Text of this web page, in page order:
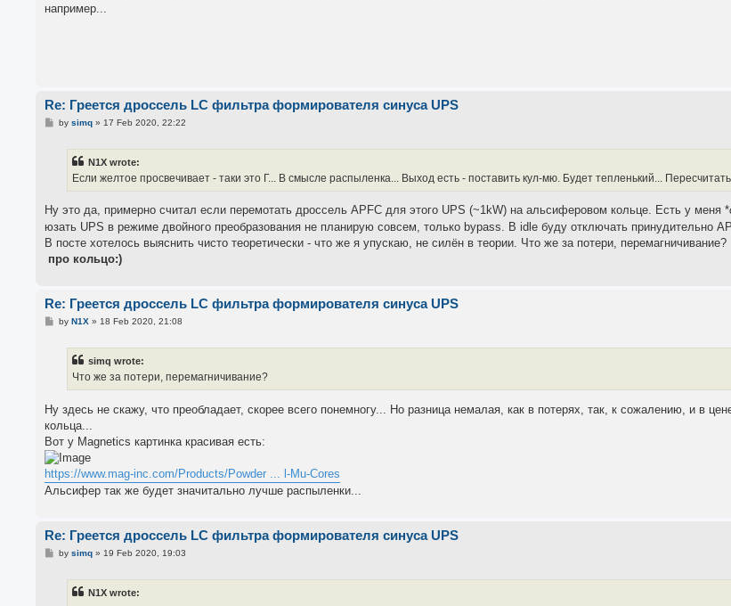
например...
Re: Греется дроссель LC фильтра формирователя синуса UPS
Pby simq» 17 Feb 2020, 22:22
N1X wrote:
Если желтое просвечивает - таки это Г... В смысле распыленка... Выход есть - поставить кул-мю. Будет тепленький...
Ну это да, примерно считал если перемотать дроссель APFC для этого UPS (~1kW) на альсиферовом кольце. Есть у меня *
юзать UPS в режиме двойного преобразования не планирую совсем, только bypass. В idle буду отключать принудительно
В посте хотелось выяснить чисто теоретически - что же я упускаю, не силён в теории. Что же за потери, перемагничивание?
про кольцо:)
Re: Греется дроссель LC фильтра формирователя синуса UPS
Pby N1X» 18 Feb 2020, 21:08
simq wrote:
Что же за потери, перемагничивание?
Ну здесь не скажу, что преобладает, скорее всего понемногу... Но разница немалая, как в потерях, так, к сожалению, и в
кольца...
Вот у Magnetics картинка красивая есть:
https://www.mag-inc.com/Products/Powder ... l-Mu-Cores
Альсифер так же будет значитально лучше распыленки...
Re: Греется дроссель LC фильтра формирователя синуса UPS
Pby simq» 19 Feb 2020, 19:03
N1X wrote: